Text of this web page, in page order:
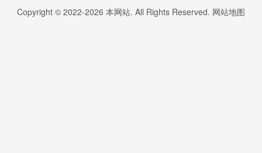
Copyright © 2022-2026 本网站. All Rights Reserved. 网站地图